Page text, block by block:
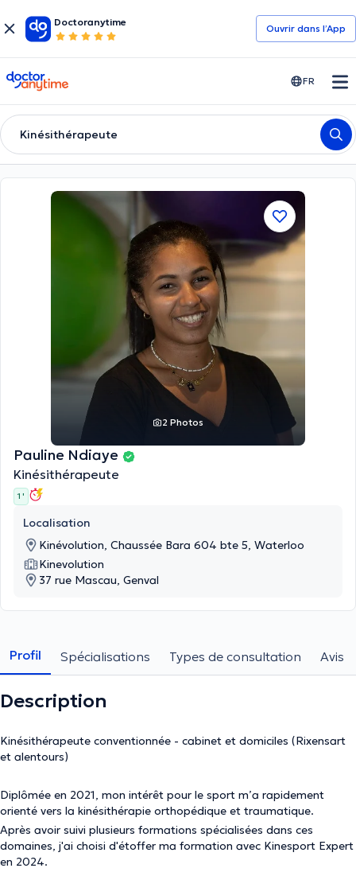
Doctoranytime
Ouvrir dans l’App
doctoranytime FR
Kinésithérapeute
2 Photos
Pauline Ndiaye
Kinésithérapeute
1 '
Localisation
Kinévolution, Chaussée Bara 604 bte 5, Waterloo
Kinevolution
37 rue Mascau, Genval
Profil Spécialisations Types de consultation Avis
Description
Kinésithérapeute conventionnée - cabinet et domiciles (Rixensart
et alentours)
Diplômée en 2021, mon intérêt pour le sport m’a rapidement
orienté vers la kinésithérapie orthopédique et traumatique.
Après avoir suivi plusieurs formations spécialisées dans ces
domaines, j'ai choisi d'étoffer ma formation avec Kinesport Expert
en 2024.